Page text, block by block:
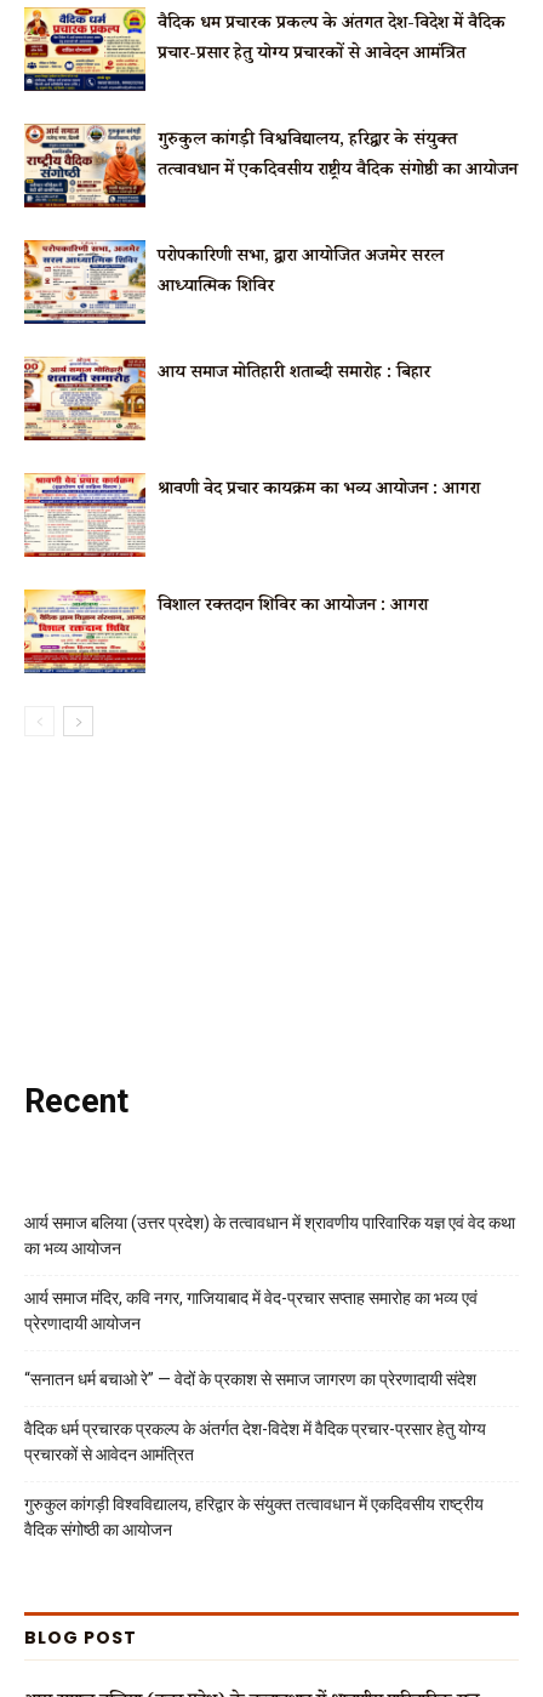
वैदिक धर्म प्रचारक प्रकल्प के अंतर्गत देश-विदेश में वैदिक
प्रचार-प्रसार हेतु योग्य प्रचारकों से आवेदन आमंत्रित
गुरुकुल कांगड़ी विश्वविद्यालय, हरिद्वार के संयुक्त
तत्वावधान में एकदिवसीय राष्ट्रीय वैदिक संगोष्ठी का आयोजन
परोपकारिणी सभा, द्वारा आयोजित अजमेर सरल
आध्यात्मिक शिविर
आर्य समाज मोतिहारी शताब्दी समारोह : बिहार
श्रावणी वेद प्रचार कार्यक्रम का भव्य आयोजन : आगरा
विशाल रक्तदान शिविर का आयोजन : आगरा
Recent
आर्य समाज बलिया (उत्तर प्रदेश) के तत्वावधान में श्रावणीय पारिवारिक यज्ञ एवं वेद कथा
का भव्य आयोजन
आर्य समाज मंदिर, कवि नगर, गाजियाबाद में वेद-प्रचार सप्ताह समारोह का भव्य एवं
प्रेरणादायी आयोजन
“सनातन धर्म बचाओ रे” — वेदों के प्रकाश से समाज जागरण का प्रेरणादायी संदेश
वैदिक धर्म प्रचारक प्रकल्प के अंतर्गत देश-विदेश में वैदिक प्रचार-प्रसार हेतु योग्य
प्रचारकों से आवेदन आमंत्रित
गुरुकुल कांगड़ी विश्वविद्यालय, हरिद्वार के संयुक्त तत्वावधान में एकदिवसीय राष्ट्रीय
वैदिक संगोष्ठी का आयोजन
BLOG POST